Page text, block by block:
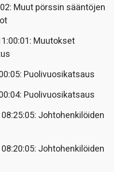
Muut pörssin sääntöjen
Muutokset
Puolivuosikatsaus
Puolivuosikatsaus
Johtohenkilöiden
Johtohenkilöiden